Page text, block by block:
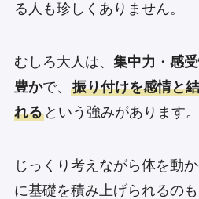
る人も珍しくありません。
むしろ大人は、 集中力 ・ 感
豊かで、 振り付けを感情と
れるという強みがあります。
じっくり考えながら体を動
に基礎を積み上げられるの